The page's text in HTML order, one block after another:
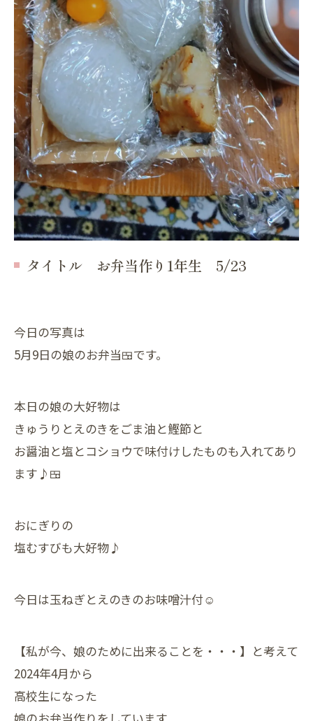
タイトル お弁当作り1年生 5/23
今日の写真は
5月9日の娘のお弁当🍱です。
本日の娘の大好物は
きゅうりとえのきをごま油と鰹節と
お醤油と塩とコショウで味付けしたものも入れてあり
ます♪🍱
おにぎりの
塩むすびも大好物♪
今日は玉ねぎとえのきのお味噌汁付☺
【私が今、娘のために出来ることを・・・】と考えて
2024年4月から
高校生になった